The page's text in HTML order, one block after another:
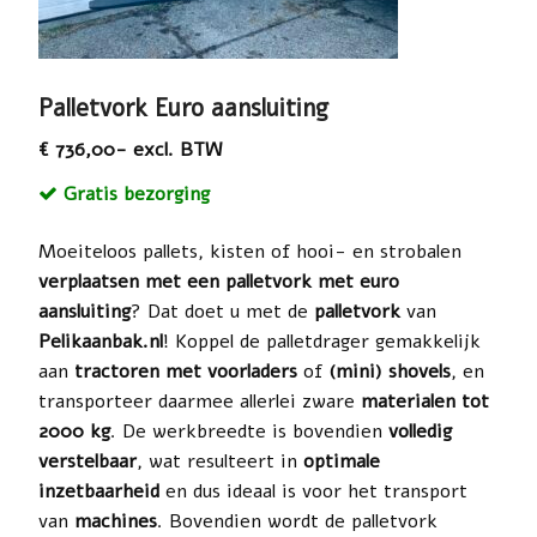
Palletvork Euro aansluiting
€ 736,00- excl. BTW
Gratis bezorging
Moeiteloos pallets, kisten of hooi- en strobalen
verplaatsen met een palletvork met euro
aansluiting? Dat doet u met de palletvorkvan
Pelikaanbak.nl! Koppel de palletdrager gemakkelijk
aan tractoren met voorladers of (mini) shovels, en
transporteer daarmee allerlei zware materialen tot
2000 kg. De werkbreedte is bovendien volledig
verstelbaar, wat resulteert in optimale
inzetbaarheid en dus ideaal is voor het transport
van machines. Bovendien wordt de palletvork